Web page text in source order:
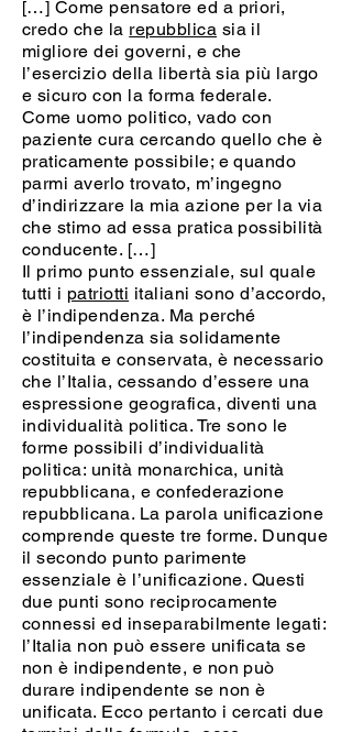
[…] Come pensatore ed a priori,
credo che la repubblica sia il
migliore dei governi, e che
l’esercizio della libertà sia più largo
e sicuro con la forma federale.
Come uomo politico, vado con
paziente cura cercando quello che è
praticamente possibile; e quando
parmi averlo trovato, m’ingegno
d’indirizzare la mia azione per la via
che stimo ad essa pratica possibilità
conducente. […]
Il primo punto essenziale, sul quale
tutti i patriotti italiani sono d’accordo,
è l’indipendenza. Ma perché
l’indipendenza sia solidamente
costituita e conservata, è necessario
che l’Italia, cessando d’essere una
espressione geografica, diventi una
individualità politica. Tre sono le
forme possibili d’individualità
politica: unità monarchica, unità
repubblicana, e confederazione
repubblicana. La parola unificazione
comprende queste tre forme. Dunque
il secondo punto parimente
essenziale è l’unificazione. Questi
due punti sono reciprocamente
connessi ed inseparabilmente legati:
l’Italia non può essere unificata se
non è indipendente, e non può
durare indipendente se non è
unificata. Ecco pertanto i cercati due